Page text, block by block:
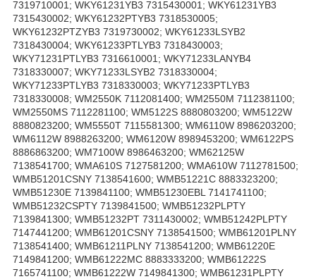
7319710001; WKY61231YB3 7315430001; WKY61231YB3
7315430002; WKY61232PTYB3 7318530005;
WKY61232PTZYB3 7319730002; WKY61233LSYB2
7318430004; WKY61233PTLYB3 7318430003;
WKY71231PTLYB3 7316610001; WKY71233LANYB4
7318330007; WKY71233LSYB2 7318330004;
WKY71233PTLYB3 7318330003; WKY71233PTLYB3
7318330008; WM2550K 7112081400; WM2550M 7112381100;
WM2550MS 7112281100; WM5122S 8880803200; WM5122W
8880823200; WM5550T 7115581300; WM6110W 8986203200;
WM6112W 8988263200; WM6120W 8989453200; WM6122PS
8886863200; WM7100W 8986463200; WM62125W
7138541700; WMA610S 7127581200; WMA610W 7112781500;
WMB51201CSNY 7138541600; WMB51221C 8883323200;
WMB51230E 7139841100; WMB51230EBL 7141741100;
WMB51232CSPTY 7139841500; WMB51232PLPTY
7139841300; WMB51232PT 7311430002; WMB51242PLPTY
7147441200; WMB61201CSNY 7138541500; WMB61201PLNY
7138541400; WMB61211PLNY 7138541200; WMB61220E
7149841200; WMB61222MC 8883333200; WMB61222S
7165741100; WMB61222W 7149841300; WMB61231PLPTY